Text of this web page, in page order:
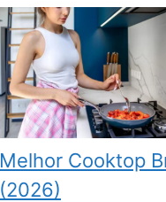
Melhor Cooktop
(2026)